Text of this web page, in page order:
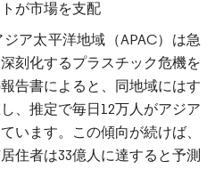
が市場を支配
ア太平洋地域（APAC）は急
刻化するプラスチック危機を
告書によると、同地域にはす
、推定で毎日12万人がアジア
います。この傾向が続けば、
住者は33億人に達すると予測